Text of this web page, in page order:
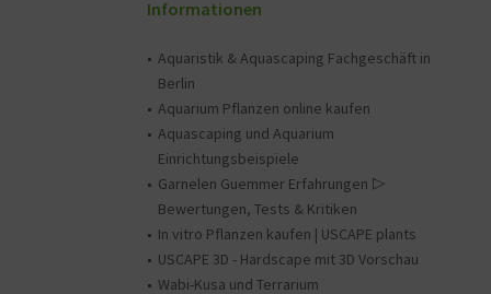
Informationen
Aquaristik & Aquascaping Fachgeschäft in
Berlin
Aquarium Pflanzen online kaufen
Aquascaping und Aquarium
Einrichtungsbeispiele
Garnelen Guemmer Erfahrungen ▷
Bewertungen, Tests & Kritiken
In vitro Pflanzen kaufen | USCAPE plants
USCAPE 3D - Hardscape mit 3D Vorschau
Wabi-Kusa und Terrarium